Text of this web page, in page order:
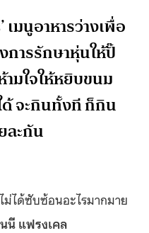
เมนูอาหารว่างเพื่อ
ารรักษาหุ่นให้ปั๊
มใจให้หยิบขนม
ด้ จะกินทั้งที ก็กิน
ละกัน
ได้ซับซ้อนอะไรมากมาย
นนี แฟรงเคล